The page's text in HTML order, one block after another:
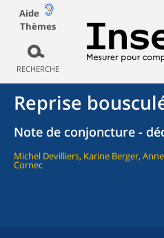
Aide
Thèmes
RECHERCHE
Reprise
Note de conjoncture -
Michel Devilliers, Karine Berger,
Cornec